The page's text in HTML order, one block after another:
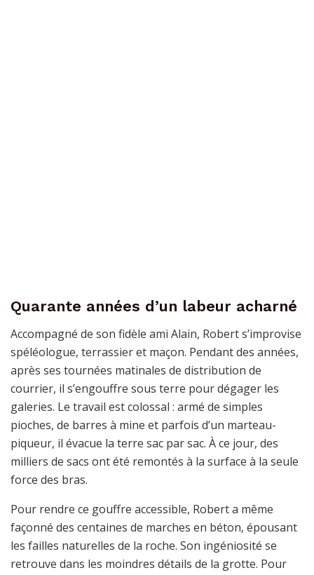
Quarante années d’un labeur acharné
Accompagné de son fidèle ami Alain, Robert s’improvise
spéléologue, terrassier et maçon. Pendant des années,
après ses tournées matinales de distribution de
courrier, il s’engouffre sous terre pour dégager les
galeries. Le travail est colossal : armé de simples
pioches, de barres à mine et parfois d’un marteau-
piqueur, il évacue la terre sac par sac. À ce jour, des
milliers de sacs ont été remontés à la surface à la seule
force des bras.
Pour rendre ce gouffre accessible, Robert a même
façonné des centaines de marches en béton, épousant
les failles naturelles de la roche. Son ingéniosité se
retrouve dans les moindres détails de la grotte. Pour